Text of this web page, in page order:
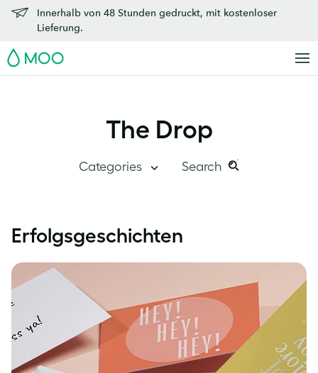
Innerhalb von 48 Stunden gedruckt, mit kostenloser
Lieferung.
MOO
The Drop
Categories Search
The Drop
Innerhalb von MOO
Erfolgsgeschichten
Inspiration
this
site:
Search
Erfolgsgeschichten